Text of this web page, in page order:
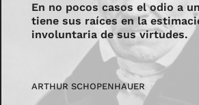
En no pocos casos el odio a
tiene sus raíces en la
involuntaria de sus virtudes.
ARTHUR SCHOPENHAUER